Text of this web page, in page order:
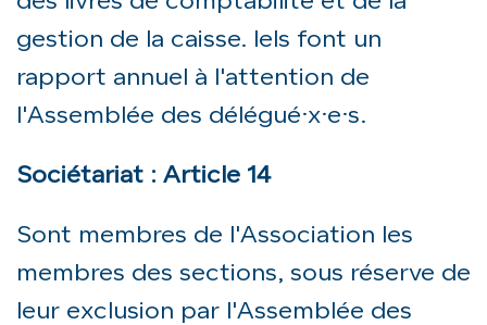
gestion de la caisse. Iels font un
rapport annuel à l'attention de
l'Assemblée des délégué·x·e·s.
Sociétariat : Article 14
Sont membres de l'Association les
membres des sections, sous réserve de
leur exclusion par l'Assemblée des